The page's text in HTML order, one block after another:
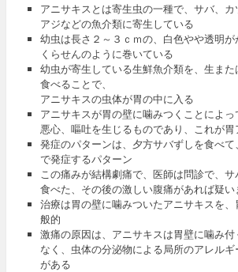
アニサキスとは寄生虫の一種で、サバ、
アジなどの魚介類に寄生している
幼虫は長さ２～３ｃｍの、白色やや透明
くらせんのように巻いている
幼虫が寄生している生鮮魚介類を、生ま
食べることで、
アニサキスの虫体が胃の中に入る
アニサキスが胃の壁に噛みつくことによ
悪心、嘔吐を生じるものであり、これが
発症のパターンは、夕方サバずしを食べ
で発症するパターン
この痛みが結構劇痛で、医師は問診で、
食べた、その後の激しい腹痛があれば疑い
治療は胃の壁に噛みついたアニサキスを
般的
激痛の原因は、アニサキスは胃壁に噛み
なく、虫体の分泌物による局所のアレル
がある